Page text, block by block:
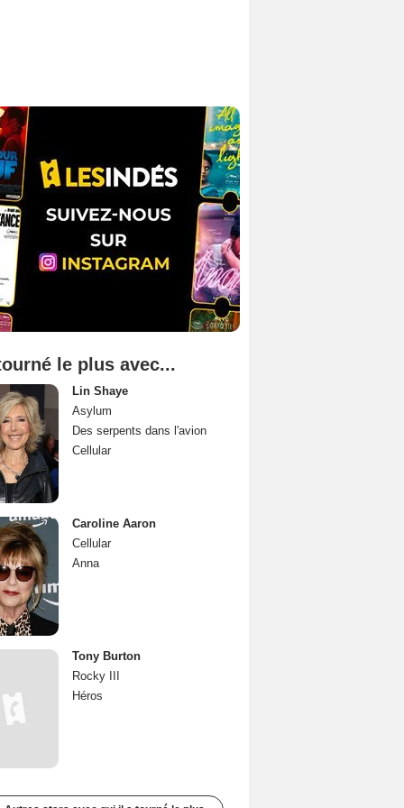
le plus avec...
Lin Shaye
Asylum
Des serpents dans l'avion
Cellular
Caroline Aaron
Cellular
Anna
Tony Burton
Rocky III
Héros